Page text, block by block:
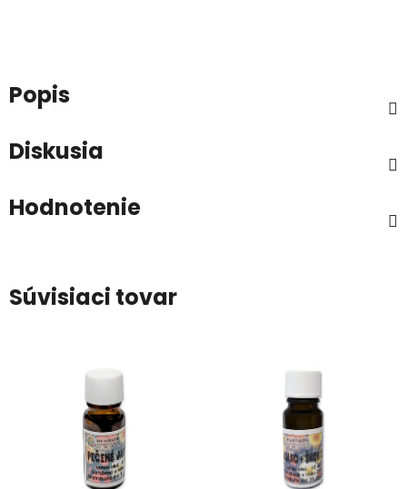
Popis
Diskusia
Hodnotenie
Súvisiaci tovar